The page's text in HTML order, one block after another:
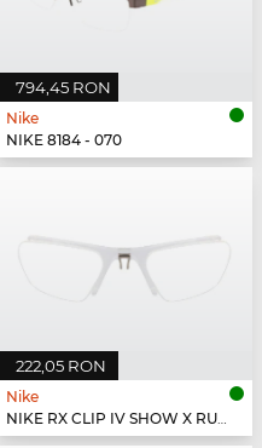
794,45 RON
Nike
NIKE 8184 - 070
222,05 RON
Nike
NIKE RX CLIP IV SHOW X RUSH - 900